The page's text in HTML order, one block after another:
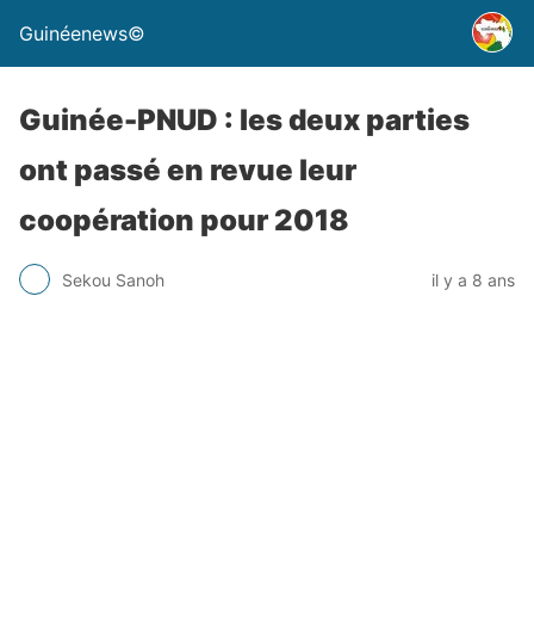
Guinéenews©
Guinée-PNUD : les deux parties
ont passé en revue leur
coopération pour 2018
Sekou Sanoh il y a 8 ans